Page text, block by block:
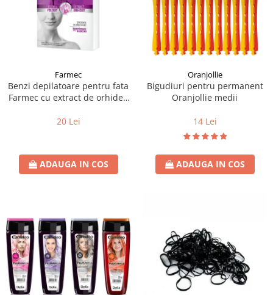
Farmec
Benzi depilatoare pentru fata
Farmec cu extract de orhidee
20 Lei
ADAUGA IN COS
Oranjollie
Bigudiuri pentru permanent
Oranjollie medii
14 Lei
ADAUGA IN COS